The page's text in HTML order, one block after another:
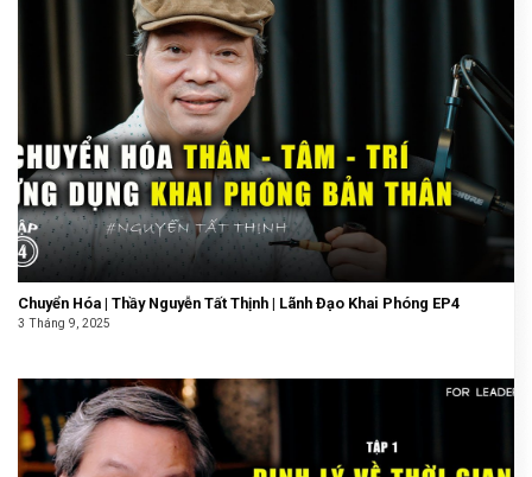
Chuyển Hóa | Thầy Nguyễn Tất Thịnh | Lãnh Đạo Khai Phóng EP4
3 Tháng 9, 2025